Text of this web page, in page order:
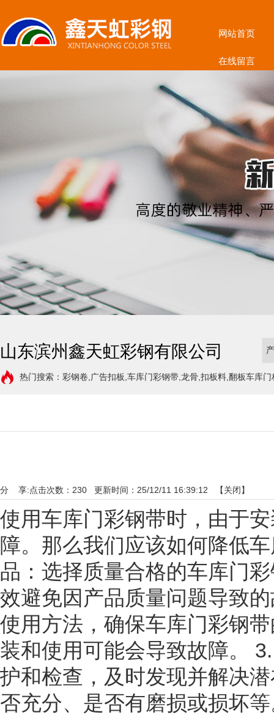
网站首页
在线留言
山东滨州鑫天虹彩钢有限公司
热门搜索：彩钢卷,广告扣板,车库门彩钢带,龙骨,扣板料,翻板车库
点击次数： 230 更新时间：25/12/11 16:39:12 【关闭】
分 享:
使用车库门彩钢带时，由于
障。那么我们应该如何降低
品：选择质量合格的车库门
效避免因产品质量问题导致
使用方法，确保车库门彩钢
装和使用可能会导致故障。
护和检查，及时发现并解决
否充分、是否有磨损或损坏